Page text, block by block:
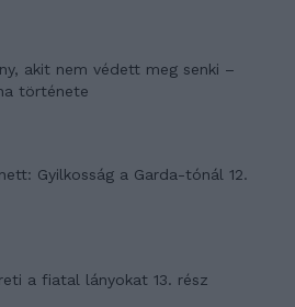
akit nem védett meg senki –
története
Gyilkosság a Garda-tónál 12.
a fiatal lányokat 13. rész